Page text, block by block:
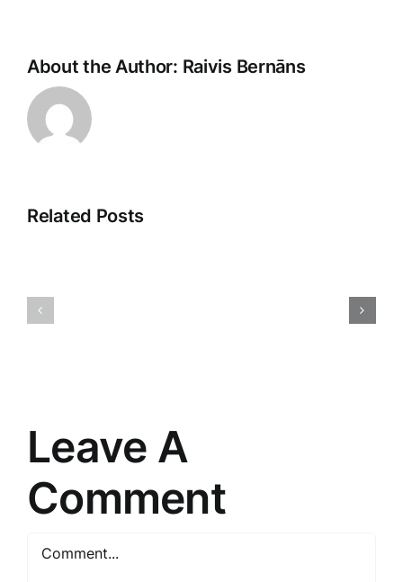
About the Author: Raivis Bernāns
Related Posts
Leave A
Comment
Comment